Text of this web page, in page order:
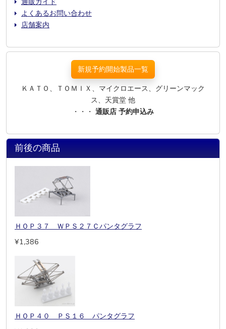
よくあるお問い合わせ
店舗案内
新規予約開始製品一覧
ＫＡＴＯ、ＴＯＭＩＸ、マイクロエース、グリーンマック
ス、天賞堂 他
・・・ 通販店 予約申込み
前後の商品
ＨＯＰ３７ ＷＰＳ２７Ｃパンタグラフ
¥1,386
ＨＯＰ４０ ＰＳ１６ パンタグラフ